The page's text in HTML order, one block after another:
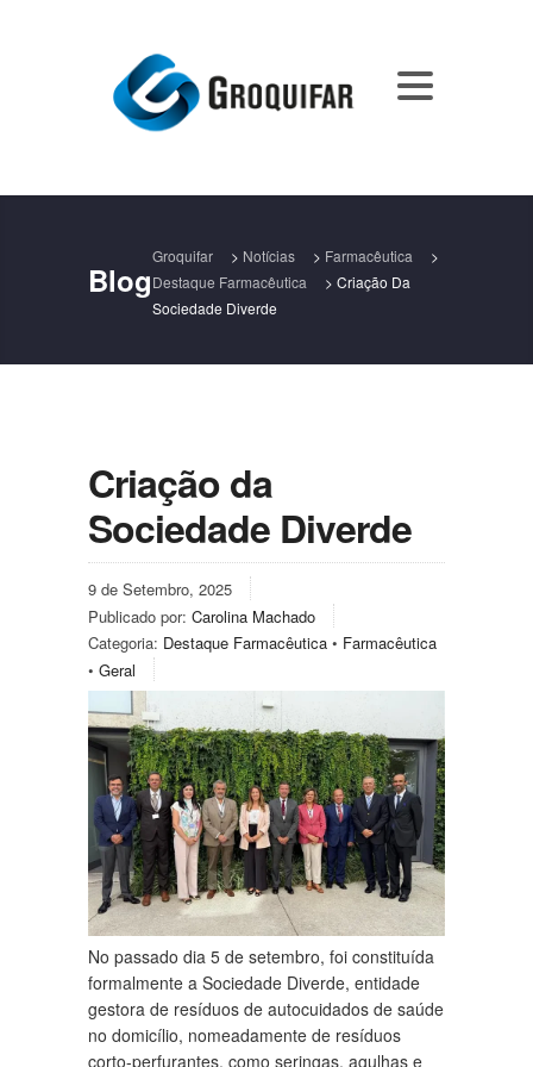
Blog
Groquifar > Notícias > Farmacêutica
>
Destaque Farmacêutica
> Criação Da
Sociedade Diverde
Criação da
Sociedade Diverde
9 de Setembro, 2025
Publicado por: Carolina Machado
Categoria: Destaque Farmacêutica • Farmacêutica
• Geral
No passado dia 5 de setembro, foi constituída
formalmente a Sociedade Diverde, entidade
gestora de resíduos de autocuidados de saúde
no domicílio, nomeadamente de resíduos
corto-perfurantes, como seringas, agulhas e